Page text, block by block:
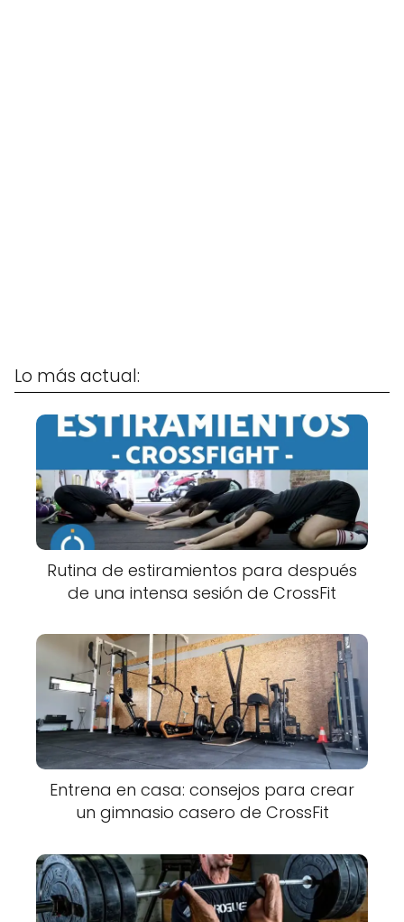
Lo más actual:
Rutina de estiramientos para después
de una intensa sesión de CrossFit
Entrena en casa: consejos para crear
un gimnasio casero de CrossFit